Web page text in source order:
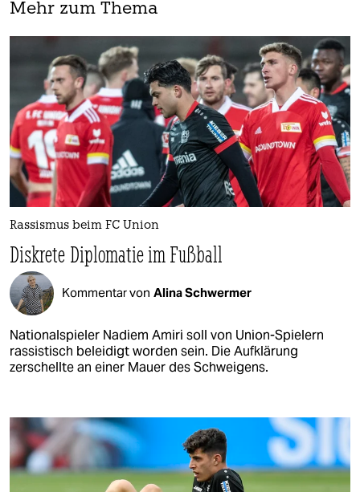
Mehr zum Thema
Rassismus beim FC Union
Diskrete Diplomatie im Fußball
Kommentar von Alina Schwermer
Nationalspieler Nadiem Amiri soll von Union-Spielern
rassistisch beleidigt worden sein. Die Aufklärung
zerschellte an einer Mauer des Schweigens.